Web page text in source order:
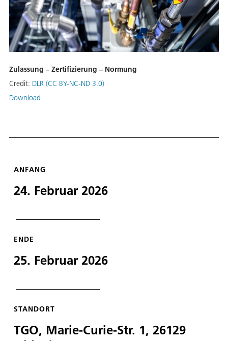
Zulassung – Zertifizierung – Normung
Credit: DLR (CC BY-NC-ND 3.0)
Download
ANFANG
24. Februar 2026
ENDE
25. Februar 2026
STANDORT
TGO, Marie-Curie-Str. 1, 26129